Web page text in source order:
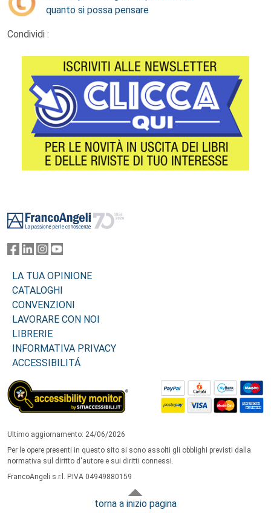
quanto si possa pensare
Condividi :
LA TUA OPINIONE
CATALOGHI
CONVENZIONI
LAVORARE CON NOI
LIBRERIE
INFORMATIVA PRIVACY
ACCESSIBILITÁ
Ultimo aggiornamento: 24/06/2026
Per le opere presenti in questo sito si sono assolti gli obblighi previsti dalla
normativa sul diritto d'autore e sui diritti connessi.
FrancoAngeli s.r.l. P.IVA 04949880159
torna a inizio pagina